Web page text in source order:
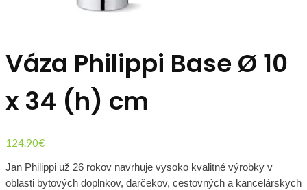
Váza Philippi Base Ø 10
x 34 (h) cm
124.90€
Jan Philippi už 26 rokov navrhuje vysoko kvalitné výrobky v
oblasti bytových doplnkov, darčekov, cestovných a kancelárskych